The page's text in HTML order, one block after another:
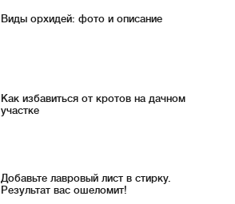
Виды орхидей: фото и описание
Как избавиться от кротов на дачном
участке
Добавьте лавровый лист в стирку.
Результат вас ошеломит!